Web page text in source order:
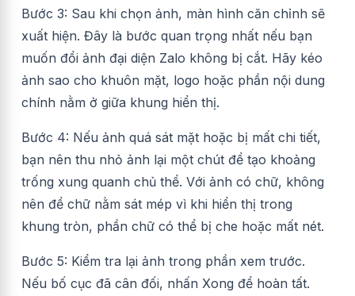
Bước 3: Sau khi chọn ảnh, màn hình căn chỉnh sẽ
xuất hiện. Đây là bước quan trọng nhất nếu bạn
muốn đổi ảnh đại diện Zalo không bị cắt. Hãy kéo
ảnh sao cho khuôn mặt, logo hoặc phần nội dung
chính nằm ở giữa khung hiển thị.
Bước 4: Nếu ảnh quá sát mặt hoặc bị mất chi tiết,
bạn nên thu nhỏ ảnh lại một chút để tạo khoảng
trống xung quanh chủ thể. Với ảnh có chữ, không
nên để chữ nằm sát mép vì khi hiển thị trong
khung tròn, phần chữ có thể bị che hoặc mất nét.
Bước 5: Kiểm tra lại ảnh trong phần xem trước.
Nếu bố cục đã cân đối, nhấn Xong để hoàn tất.